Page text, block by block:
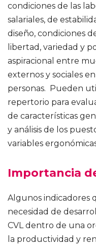
condiciones de las
salariales, de
diseño, condiciones
libertad, variedad y
aspiracional entre
externos y sociales
personas. Pueden
repertorio para
de características
y análisis de los
variables
Importancia
Algunos indicadores
necesidad de
CVL dentro de una
la productividad y